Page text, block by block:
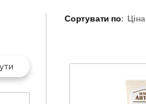
Сортувати по: Ціна